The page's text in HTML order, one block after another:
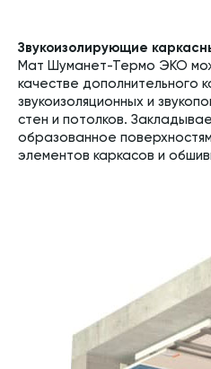
Звукоизолирующие
Мат Шуманет-Термо ЭКО
качестве дополнительного
звукоизоляционных и
стен и потолков.
образованное
элементов каркасов и